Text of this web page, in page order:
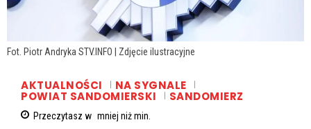
Fot. Piotr Andryka STV.INFO | Zdjęcie ilustracyjne
AKTUALNOŚCI NA SYGNALE
POWIAT SANDOMIERSKI SANDOMIERZ
Przeczytasz w mniej niżmin.